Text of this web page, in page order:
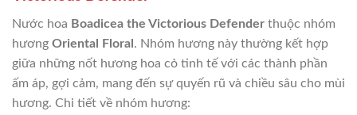
Nước hoa Boadicea the Victorious Defender thuộc nhóm
hương Oriental Floral . Nhóm hương này thường kết hợp
giữa những nốt hương hoa cỏ tinh tế với các thành phần
ấm áp, gợi cảm, mang đến sự quyến rũ và chiều sâu cho mùi
hương. Chi tiết về nhóm hương: